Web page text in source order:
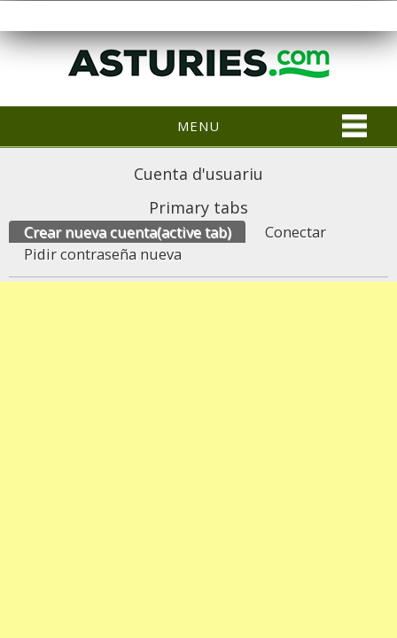
MENU
Cuenta d'usuariu
Primary tabs
Crear nueva cuenta(active tab)
Conectar
Pidir contraseña nueva